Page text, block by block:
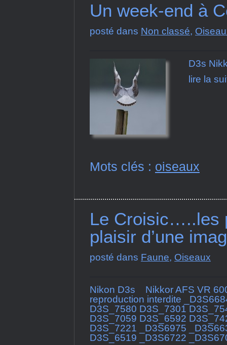
Un week-end à
posté dans Non classé,
D3s
lire la
Mots clés : oiseaux
Le Croisic…..les
plaisir d’une
posté dans Faune, Oiseaux
Nikon D3s Nikkor AFS VR
reproduction interdite
D3S_7580 D3S_7301
D3S_7059 D3S_6592
D3S_7221 _D3S6975
D3S_6519 _D3S6722